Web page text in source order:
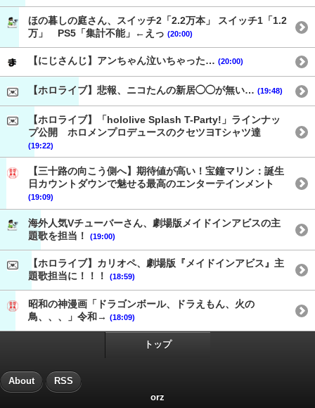
ほの暮しの庭さん、スイッチ2「2.2万本」 スイッチ1「1.2
万」 PS5「集計不能」←えっ (20:00)
【にじさんじ】アンちゃん泣いちゃった… (20:00)
【ホロライブ】悲報、ニコたんの新居◯◯が無い… (19:48)
【ホロライブ】「hololive Splash T-Party!」ラインナッ
プ公開 ホロメンプロデュースのクセツヨTシャツ達
(19:22)
【三十路の向こう側へ】期待値が高い！宝鐘マリン：誕生
日カウントダウンで魅せる最高のエンターテインメント
(19:09)
海外人気Vチューバーさん、劇場版メイドインアビスの主
題歌を担当！
(19:00)
【ホロライブ】カリオペ、劇場版『メイドインアビス』主
題歌担当に！！！
(18:59)
昭和の神漫画「ドラゴンボール、ドラえもん、火の
鳥、、、」令和→ (18:09)
トップ
About RSS
orz